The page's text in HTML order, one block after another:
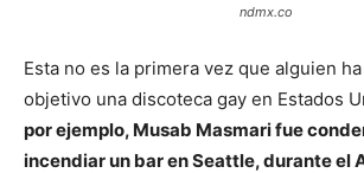
ndmx.co
Esta no es la primera vez que alguien
objetivo una discoteca gay en Estados
por ejemplo, Musab Masmari fue
incendiar un bar en Seattle, durante el